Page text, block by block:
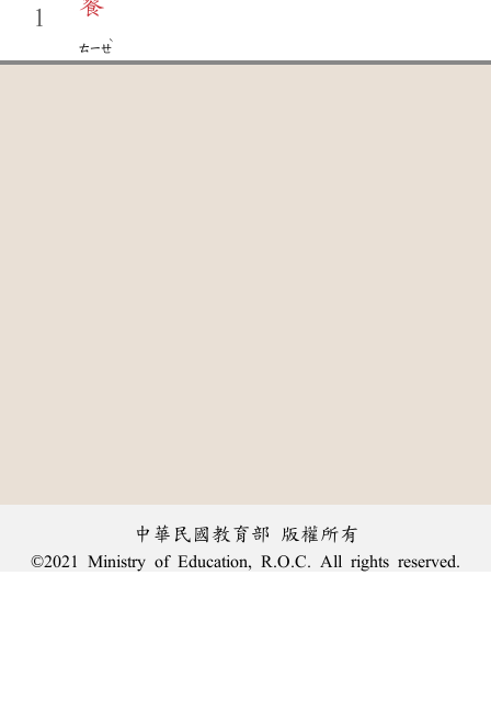
1
ㄊㄧㄝ
ˋ
中華民國教育部 版權所有
©2021 Ministry of Education, R.O.C. All rights reserved.